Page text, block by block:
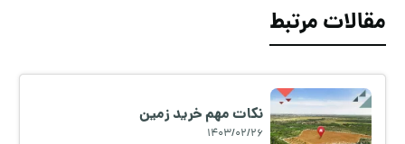
مقالات مرتبط
نکات مهم خرید زمین
1403/02/26